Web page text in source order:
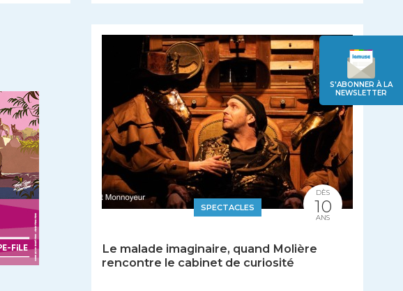
S'ABONNER À LA
NEWSLETTER
SPECTACLES
Le malade imaginaire, quand Molière
rencontre le cabinet de curiosité
DÈS
10
ANS